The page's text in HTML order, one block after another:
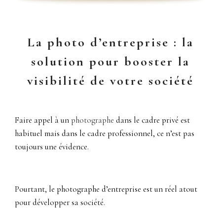
La photo d’entreprise : la
solution pour booster la
visibilité de votre société
Faire appel à unphotographe dans le cadre privé est
habituel mais dans le cadre professionnel, ce n’est pas
toujours une évidence.
Pourtant, le photographe d’entreprise est un réel atout
pour développer sa société.